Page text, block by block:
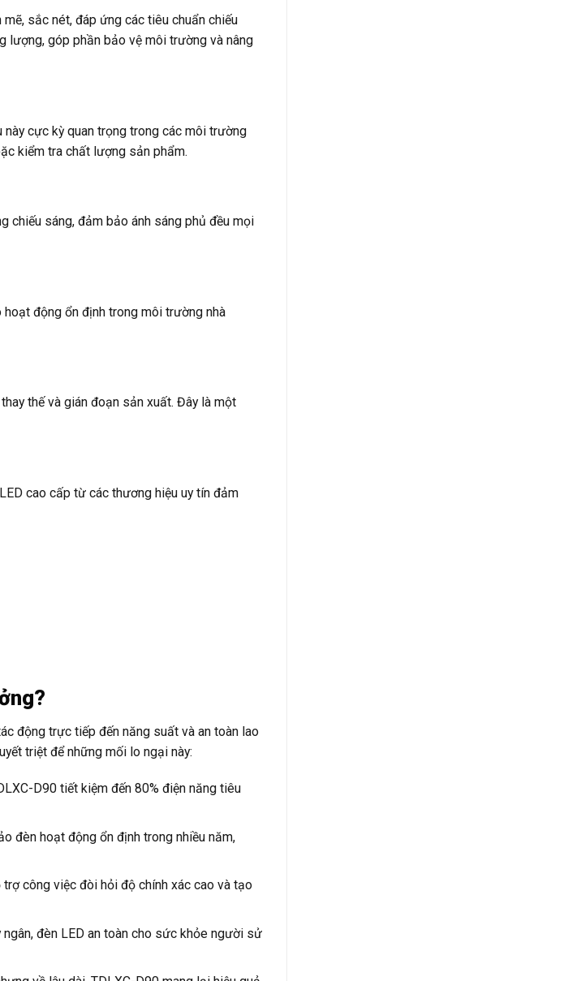
sắc nét, đáp ứng các tiêu chuẩn chiếu
lượng, góp phần bảo vệ môi trường và nâng
cực kỳ quan trọng trong các môi trường
kiểm tra chất lượng sản phẩm.
chiếu sáng, đảm bảo ánh sáng phủ đều mọi
động ổn định trong môi trường nhà
thế và gián đoạn sản xuất. Đây là một
cao cấp từ các thương hiệu uy tín đảm
động trực tiếp đến năng suất và an toàn lao
triệt để những mối lo ngại này:
D90 tiết kiệm đến 80% điện năng tiêu
đèn hoạt động ổn định trong nhiều năm,
công việc đòi hỏi độ chính xác cao và tạo
đèn LED an toàn cho sức khỏe người sử